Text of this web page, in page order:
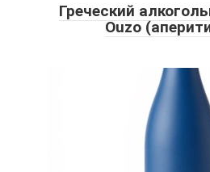
Греческий
Ouzo